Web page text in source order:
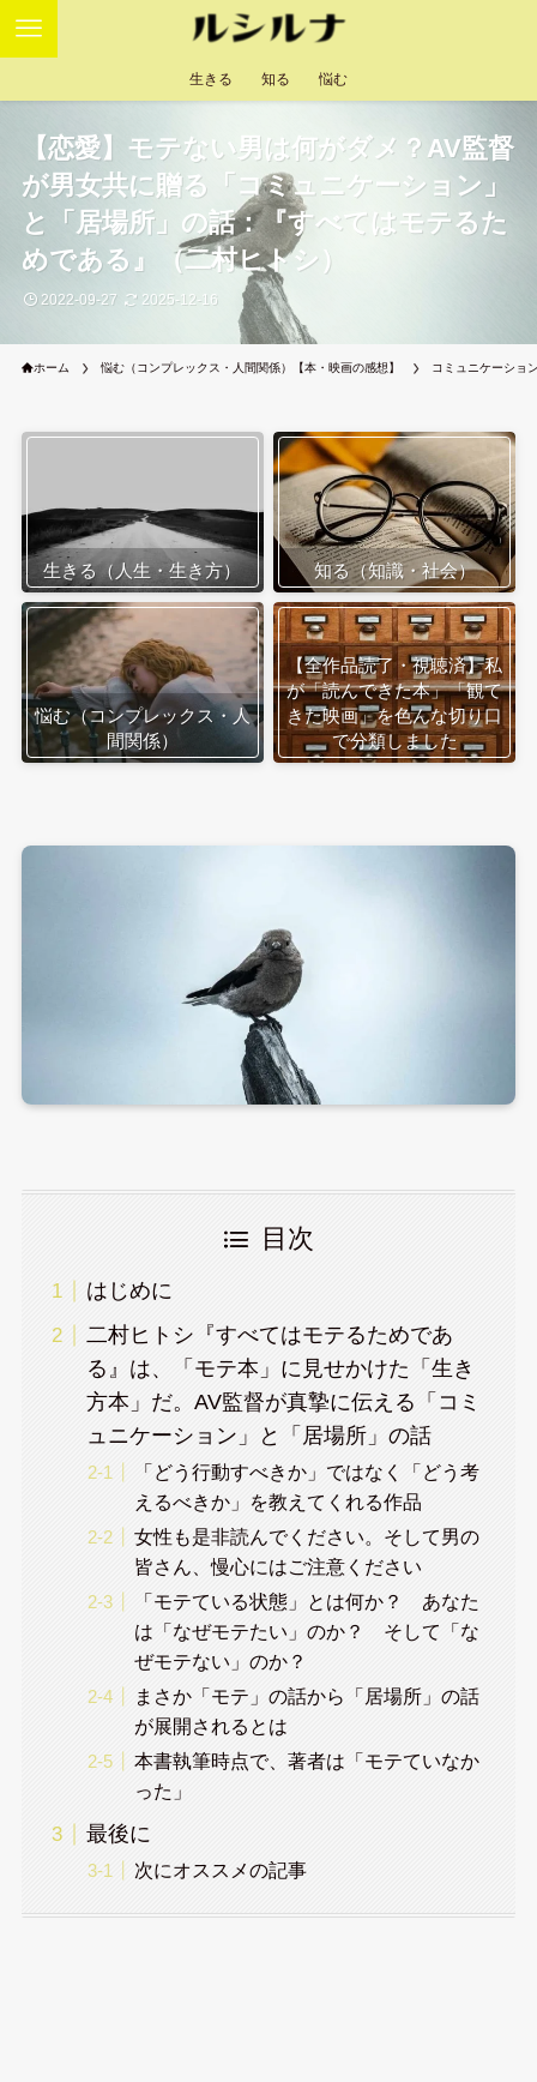
生きる 知る 悩む
【恋愛】モテない男は何がダメ？AV監督
が男女共に贈る「コミュニケーション」
と「居場所」の話：『すべてはモテるた
めである』（二村ヒトシ）
2022-09-27 2025-12-16
ホーム 悩む（コンプレックス・人間関係）【本・映画の感想】 コミュニケーショ
生きる（人生・生き方） 知る（知識・社会）
悩む（コンプレックス・人
間関係）
【全作品読了・視聴済】私
が「読んできた本」「観て
きた映画」を色んな切り口
で分類しました
目次
はじめに
二村ヒトシ『すべてはモテるためであ
る』は、「モテ本」に見せかけた「生き
方本」だ。AV監督が真摯に伝える「コミ
ュニケーション」と「居場所」の話
「どう行動すべきか」ではなく「どう考
えるべきか」を教えてくれる作品
女性も是非読んでください。そして男の
皆さん、慢心にはご注意ください
「モテている状態」とは何か？ あなた
は「なぜモテたい」のか？ そして「な
ぜモテない」のか？
まさか「モテ」の話から「居場所」の話
が展開されるとは
本書執筆時点で、著者は「モテていなか
った」
最後に
次にオススメの記事